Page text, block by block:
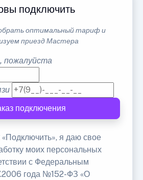
подключить
оптимальный тариф и
приезд Мастера
пожалуйста
подключения
я даю свое
моих персональных
с Федеральным
года №152-ФЗ «О